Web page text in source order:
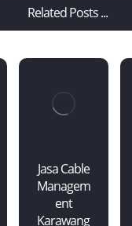
Related Posts ...
Jasa Cable
Managem
ent
Karawang